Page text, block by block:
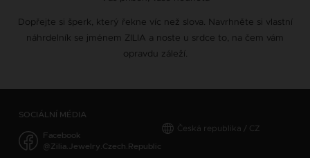
Dopřejte si šperk, který řekne víc než slova. Navrhněte si vlastní
náhrdelník se jménem ZILIA a noste u srdce to, na čem vám
opravdu záleží.
SOCIÁLNÍ MÉDIA
Facebook
@Zilia.Jewelry.Czech.Republic
Česká republika / CZ